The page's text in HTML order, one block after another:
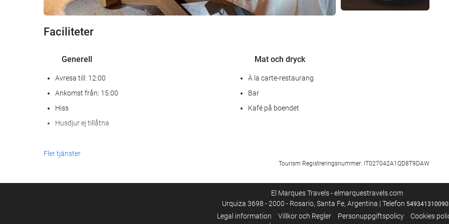
Faciliteter
Generell
Avresa till: 12:00
Ankomst från: 15:00
Hiss
Husdjur ej tillåtna
Mat och dryck
À la carte-restaurang
Bar
Kafé på boendet
Receptionstjänster
Bagageförvaring
gym
Fler tjänster
Tourism Registreringsnummer: IT027042A1QD8T9DAW
El Marques Travels - elmarquestravels.com
Urquiza 3698 - 2000 - Rosario, Santa Fe, Argentina | Telefon
Legal information Villkor och Regler Personuppgiftspolicy
Cookies